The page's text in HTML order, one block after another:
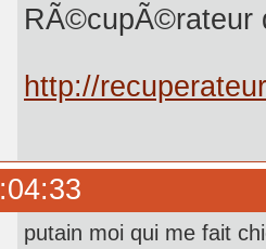
RÃ©cupÃ©rateur
http://
putain moi qui me fait